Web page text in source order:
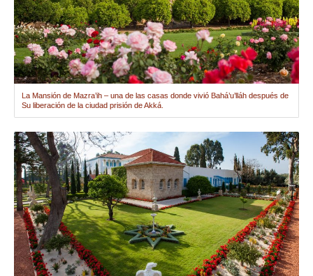
La Mansión de Mazra’ih – una de las casas donde vivió Bahá’u’lláh después de
Su liberación de la ciudad prisión de Akká.